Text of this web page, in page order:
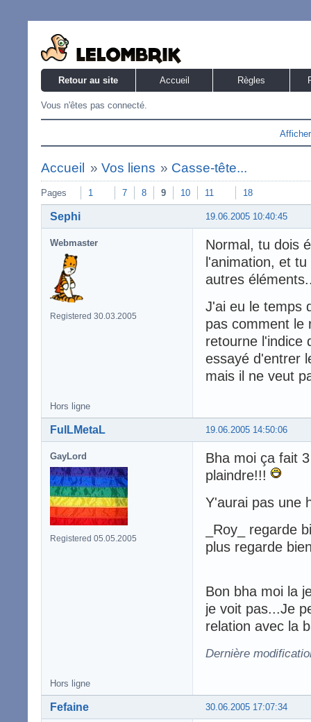
Retour au site Accueil Règles
Vous n'êtes pas connecté.
Accueil » Vos liens » Casse-tête...
Pages 1 7 8 9 10 11 18
19.06.2005 10:40:45
Sephi
Webmaster
Registered 30.03.2005
Normal, tu dois
l'animation, et
autres
J'ai eu le temps
pas comment le
retourne l'indice
essayé d'entrer
mais il ne veut
Hors ligne
19.06.2005 14:50:06
FulLMetaL
GayLord
Registered 05.05.2005
Bha moi ça fait
plaindre!!!
Y'aurai pas une
_Roy_ regarde
plus regarde
Bon bha moi la
je voit pas...Je
relation avec la
Dernière
Hors ligne
30.06.2005 17:07:34
Fefaine